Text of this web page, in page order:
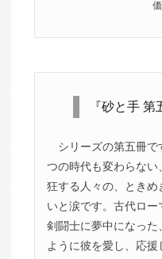
『砂と手 第
シリーズの第五冊
つの時代も変わらな
狂する人々の、とき
いと涙です。古代ロ
剣闘士に夢中になっ
ように彼を愛し、応援